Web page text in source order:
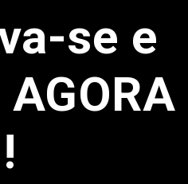
se e
!